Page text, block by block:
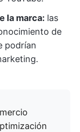
la marca: las
de
podrían